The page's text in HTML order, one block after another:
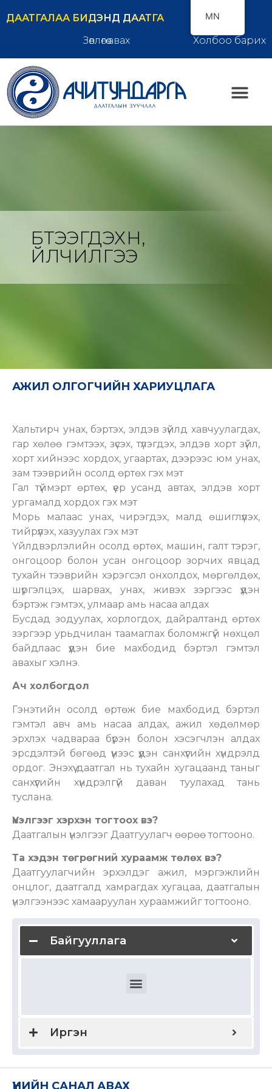
ДААТГАЛАА БИДЭНД ДААТГА
Зөвлөгөө авах
Холбоо барих
БҮТЭЭГДЭХҮҮН,
ҮЙЛЧИЛГЭЭ
Байгууллага
Иргэн
АЖИЛ ОЛГОГЧИЙН ХАРИУЦЛАГА
Хальтирч унах, бэртэх, элдэв зүйлд хавчуулагдах,
гар хөлөө гэмтээх, зүсэх, түлэгдэх, элдэв хорт зүйл,
хорт хийнээс хордох, угаартах, дээрээс юм унах,
зам тээврийн осолд өртөх гэх мэт
Гал түймэрт өртөх, үер усанд автах, элдэв хорт
ургамалд хордох гэх мэт
Морь малаас унах, чирэгдэх, малд өшиглүүлэх,
тийрүүлэх, хазуулах гэх мэт
Үйлдвэрлэлийн осолд өртөх, машин, галт тэрэг,
онгоцоор болон усан онгоцоор зорчих явцад
тухайн тээврийн хэрэгсэл онхолдох, мөргөлдөх,
шүргэлцэх, шарвах, унах, живэх зэргээс үүдэн
бэртэж гэмтэх, улмаар амь насаа алдах
Бусдад зодуулах, хорлогдох, дайралтанд өртөх
зэргээр урьдчилан таамаглах боломжгүй нөхцөл
байдлаас үүдэн бие махбодид бэртэл гэмтэл
авахыг хэлнэ.
Ач холбогдол
Гэнэтийн осолд өртөж бие махбодид бэртэл
гэмтэл авч амь насаа алдах, ажил хөдөлмөр
эрхлэх чадвараа бүрэн болон хэсэгчлэн алдах
эрсдэлтэй бөгөөд үүнээс үүдэн санхүүгийн хүндрэлд
ордог. Энэхүү даатгал нь тухайн хугацаанд таныг
санхүүгийн хүндрэлгүй даван туулахад тань
туслана.
Үнэлгээг хэрхэн тогтоох вэ?
Даатгалын үнэлгээг Даатгуулагч өөрөө тогтооно.
Та хэдэн төгрөгний хураамж төлөх вэ?
Даатгуулагчийн эрхэлдэг ажил, мэргэжлийн
онцлог, даатгалд хамрагдах хугацаа, даатгалын
үнэлгээнээс хамааруулан хураамжийг тогтооно.
ҮНИЙН САНАЛ АВАХ
MN